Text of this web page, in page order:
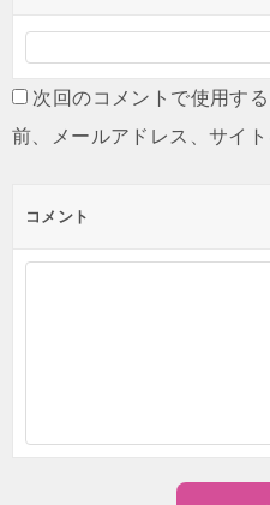
次回のコメントで使用す
前、メールアドレス、サイト
コメント